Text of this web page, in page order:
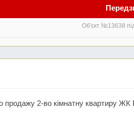
Об'єкт №13638
продажу 2-во кімнатну квартиру ЖК